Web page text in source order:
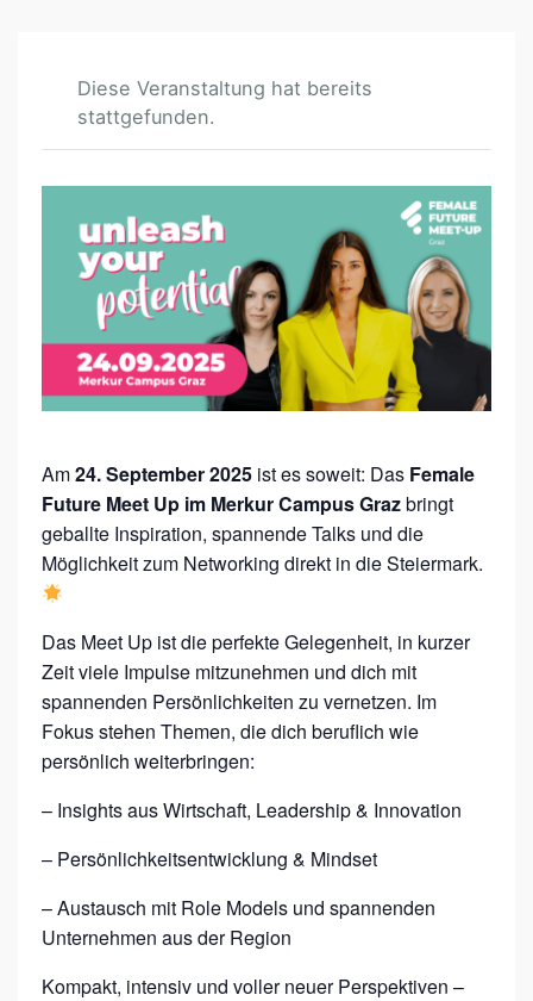
Diese Veranstaltung hat bereits
stattgefunden.
L
F
T
U
R
E
M
E
E
T
U
P
G
A
Z
Am24. September 2025 ist es soweit: Das Female
Future Meet Up im Merkur Campus Grazbringt
geballte Inspiration, spannende Talks und die
Möglichkeit zum Networking direkt in die Steiermark.
Das Meet Up ist die perfekte Gelegenheit, in kurzer
Zeit viele Impulse mitzunehmen und dich mit
spannenden Persönlichkeiten zu vernetzen. Im
Fokus stehen Themen, die dich beruflich wie
persönlich weiterbringen:
– Insights aus Wirtschaft, Leadership & Innovation
– Persönlichkeitsentwicklung & Mindset
– Austausch mit Role Models und spannenden
Unternehmen aus der Region
Kompakt, intensiv und voller neuer Perspektiven –